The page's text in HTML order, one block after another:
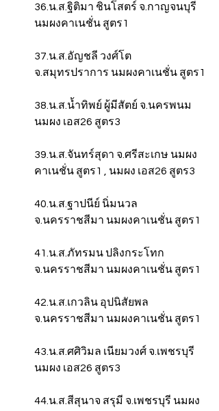
36.น.ส.ฐิติมา ชินโสตร์ จ.กาญจนบุรี
นมผงคาเนชั่น สูตร1
37.น.ส.อัญชลี วงศ์โต
จ.สมุทรปราการ นมผงคาเนชั่น สูตร1
38.น.ส.น้ำทิพย์ ผู้มีสัตย์ จ.นครพนม
นมผง เอส26 สูตร3
39.น.ส.จันทร์สุดา จ.ศรีสะเกษ นมผง
คาเนชั่น สูตร1 , นมผง เอส26 สูตร3
40.น.ส.ฐาปนีย์ นิ่มนวล
จ.นครราชสีมา นมผงคาเนชั่น สูตร1
41.น.ส.ภัทรมน ปลิงกระโทก
จ.นครราชสีมา นมผงคาเนชั่น สูตร1
42.น.ส.เกวลิน อุปนิสัยพล
จ.นครราชสีมา นมผงคาเนชั่น สูตร1
43.น.ส.ศศิวิมล เนียมวงศ์ จ.เพชรบุรี
นมผง เอส26 สูตร3
44.น.ส.สีสุนาจ สรุมี จ.เพชรบุรี นมผง